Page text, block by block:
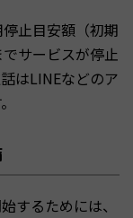
止目安額（初期
サービスが停止
はLINEなどのア
するためには、